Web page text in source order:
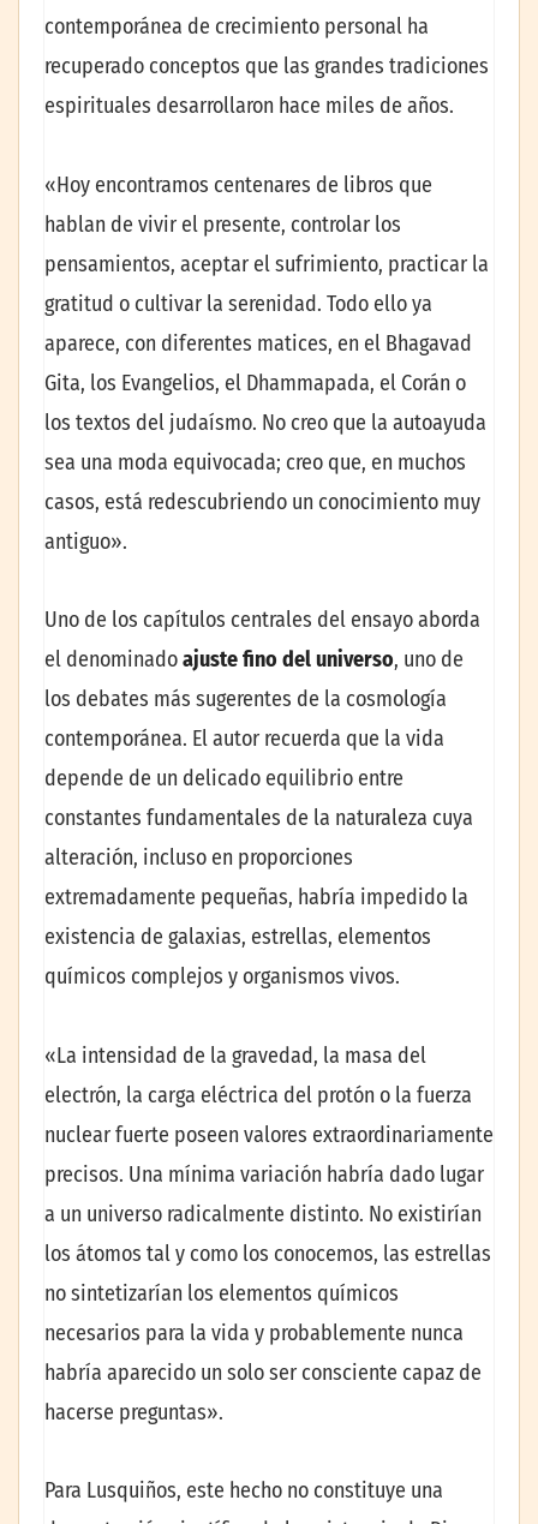
contemporánea de crecimiento personal ha
recuperado conceptos que las grandes tradiciones
espirituales desarrollaron hace miles de años.
«Hoy encontramos centenares de libros que
hablan de vivir el presente, controlar los
pensamientos, aceptar el sufrimiento, practicar la
gratitud o cultivar la serenidad. Todo ello ya
aparece, con diferentes matices, en el Bhagavad
Gita, los Evangelios, el Dhammapada, el Corán o
los textos del judaísmo. No creo que la autoayuda
sea una moda equivocada; creo que, en muchos
casos, está redescubriendo un conocimiento muy
antiguo».
Uno de los capítulos centrales del ensayo aborda
el denominadoajuste fino del universo, uno de
los debates más sugerentes de la cosmología
contemporánea. El autor recuerda que la vida
depende de un delicado equilibrio entre
constantes fundamentales de la naturaleza cuya
alteración, incluso en proporciones
extremadamente pequeñas, habría impedido la
existencia de galaxias, estrellas, elementos
químicos complejos y organismos vivos.
«La intensidad de la gravedad, la masa del
electrón, la carga eléctrica del protón o la fuerza
nuclear fuerte poseen valores extraordinariamente
precisos. Una mínima variación habría dado lugar
a un universo radicalmente distinto. No existirían
los átomos tal y como los conocemos, las estrellas
no sintetizarían los elementos químicos
necesarios para la vida y probablemente nunca
habría aparecido un solo ser consciente capaz de
hacerse preguntas».
Para Lusquiños, este hecho no constituye una